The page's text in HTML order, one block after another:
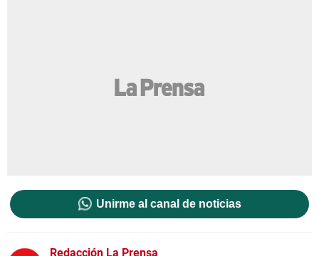
Unirme al canal de noticias
Redacción La Prensa